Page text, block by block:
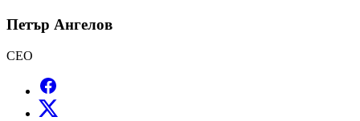
Петър Ангелов
CEO